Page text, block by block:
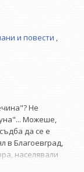
и повести ,
Не
Можеше,
да се е
в Благоевград,
населявали
да е бил в